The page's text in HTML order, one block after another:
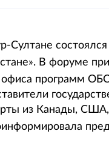
Султане
В форуме
офиса программ
из Канады,